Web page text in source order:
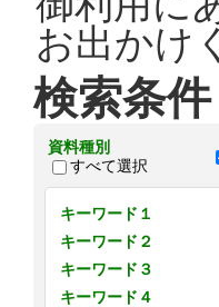
お出かけ
検索条件
資料種別
すべて選択
キーワード１
キーワード２
キーワード３
キーワード４